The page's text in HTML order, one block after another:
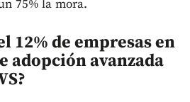
75% la mora.
12% de empresas en
adopción avanzada